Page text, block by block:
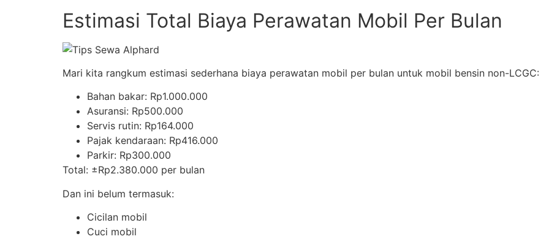
Estimasi Total Biaya Perawatan Mobil Per Bulan
Mari kita rangkum estimasi sederhana biaya perawatan mobil per bulan untuk mobil bensin non-LCGC:
Bahan bakar: Rp1.000.000
Asuransi: Rp500.000
Servis rutin: Rp164.000
Pajak kendaraan: Rp416.000
Parkir: Rp300.000
Total: ±Rp2.380.000 per bulan
Dan ini belum termasuk:
Cicilan mobil
Cuci mobil